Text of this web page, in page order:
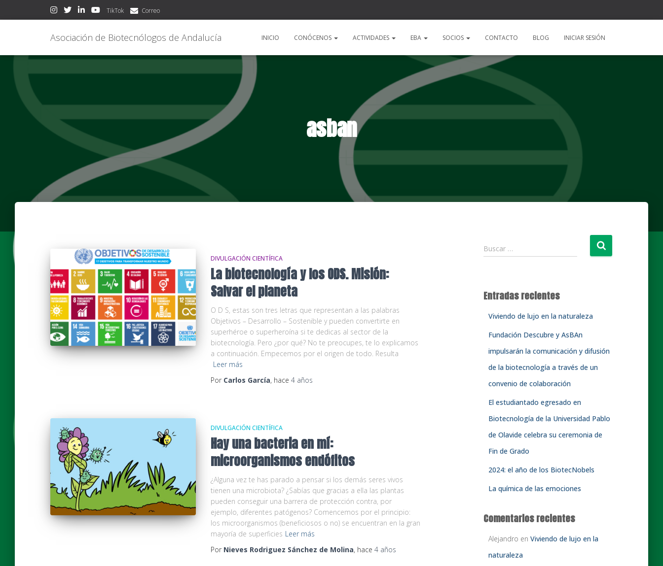
TikTok Correo
Asociación de Biotecnólogos de Andalucía INICIO CONÓCENOS ACTIVIDADES EBA SOCIOS CONTACTO BLOG INICIAR SESIÓN
asban
DIVULGACIÓN CIENTÍFICA
La biotecnología y los ODS. Misión:
Salvar el planeta
O D S, estas son tres letras que representan a las palabras
Objetivos – Desarrollo – Sostenible y pueden convertirte en
superhéroe o superheroína si te dedicas al sector de la
biotecnología. Pero ¿por qué? No te preocupes, te lo explicamos
a continuación. Empecemos por el origen de todo. Resulta
Leer más
Por Carlos García, hace 4 años
DIVULGACIÓN CIENTÍFICA
Hay una bacteria en mí:
microorganismos endófitos
¿Alguna vez te has parado a pensar si los demás seres vivos
tienen una microbiota? ¿Sabías que gracias a ella las plantas
pueden conseguir una barrera de protección contra, por
ejemplo, diferentes patógenos? Comencemos por el principio:
los microorganismos (beneficiosos o no) se encuentran en la gran
mayoría de superficies Leer más
Por Nieves Rodriguez Sánchez de Molina, hace 4 años
B
u
r
Buscar …
Entradas recientes
Viviendo de lujo en la naturaleza
Fundación Descubre y AsBAn
impulsarán la comunicación y difusión
de la biotecnología a través de un
convenio de colaboración
El estudiantado egresado en
Biotecnología de la Universidad Pablo
de Olavide celebra su ceremonia de
Fin de Grado
2024: el año de los BiotecNobels
La química de las emociones
Comentarios recientes
Alejandro en Viviendo de lujo en la
naturaleza